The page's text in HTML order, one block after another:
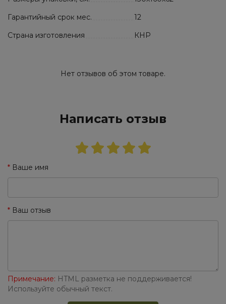
Гарантийный срок мес.
12
Страна изготовления
КНР
Нет отзывов об этом товаре.
Написать отзыв
Ваше имя
Ваш отзыв
Примечание: HTML разметка не поддерживается!
Используйте обычный текст.